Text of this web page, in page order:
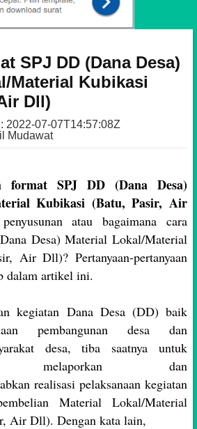
SPJ DD (Dana Desa)
Material Kubikasi
Dll)
2022-07-07T14:57:08Z
Mudawat
format SPJ DD (Dana Desa)
Kubikasi (Batu, Pasir, Air
atau bagaimana cara
Desa) Material Lokal/Material
Air Dll)? Pertanyaan-pertanyaan
dalam artikel ini.
kegiatan Dana Desa (DD) baik
pembangunan desa dan
desa, tiba saatnya untuk
melaporkan dan
realisasi pelaksanaan kegiatan
Material Lokal/Material
Air Dll). Dengan kata lain,